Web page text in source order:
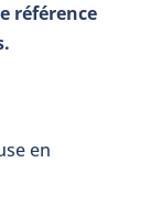
référence
en